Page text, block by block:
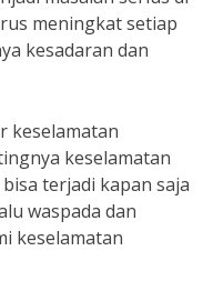
meningkat setiap
kesadaran dan
keselamatan
keselamatan
terjadi kapan saja
waspada dan
keselamatan